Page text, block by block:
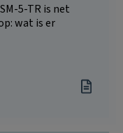
5-TR is net
wat is er